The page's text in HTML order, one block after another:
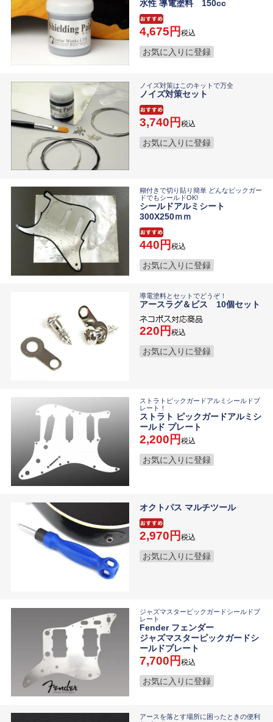
水性 導電塗料 150cc
4,675 税込
お気に入りに登録
ノイズ対策はこのキットで万全
ノイズ対策セット
3,740 税込
お気に入りに登録
糊付きで切り貼り簡単 どんなピックガー
ドでもシールドOK!
シールドアルミシート
300X250ｍｍ
440 税込
お気に入りに登録
導電塗料とセットでどうぞ！
アースラグ＆ビス 10個セット
220 税込
お気に入りに登録
ストラトピックガードアルミシールドプ
レート！
ストラト ピックガードアルミシ
ールド プレート
2,200 税込
お気に入りに登録
オクトパス マルチツール
2,970 税込
お気に入りに登録
ジャズマスターピックガードシールドプ
レート
Fender フェンダー
ジャズマスターピックガードシ
ールドプレート
7,700 税込
お気に入りに登録
アースを落とす場所に困ったときの便利